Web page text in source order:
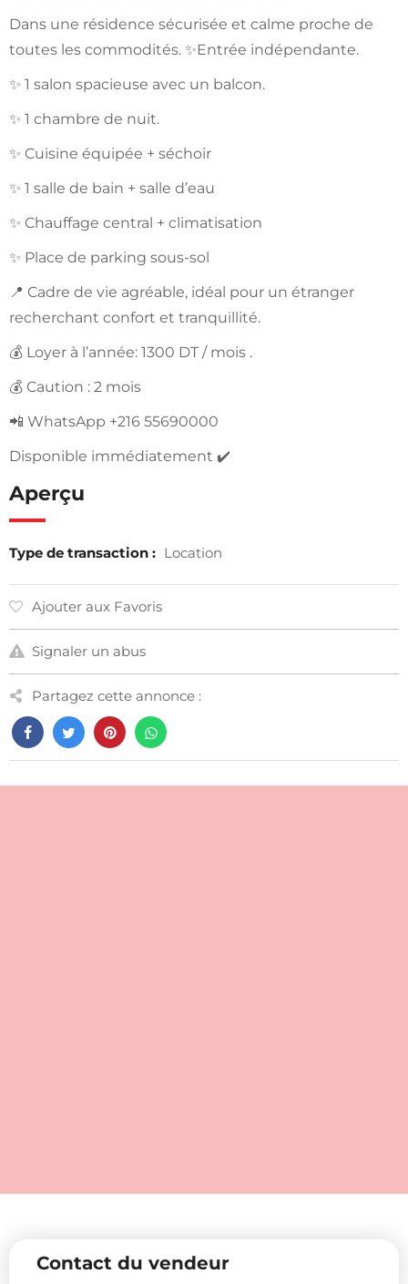
Dans une résidence sécurisée et calme proche de
toutes les commodités. ✨Entrée indépendante.
✨ 1 salon spacieuse avec un balcon.
✨ 1 chambre de nuit.
✨ Cuisine équipée + séchoir
✨ 1 salle de bain + salle d’eau
✨ Chauffage central + climatisation
✨ Place de parking sous-sol
📍 Cadre de vie agréable, idéal pour un étranger
recherchant confort et tranquillité.
💰 Loyer à l’année: 1300 DT / mois .
💰 Caution : 2 mois
📲 WhatsApp +216 55690000
Disponible immédiatement ✔️
Aperçu
Type de transaction : Location
Ajouter aux Favoris
Signaler un abus
Partagez cette annonce :
Contact du vendeur